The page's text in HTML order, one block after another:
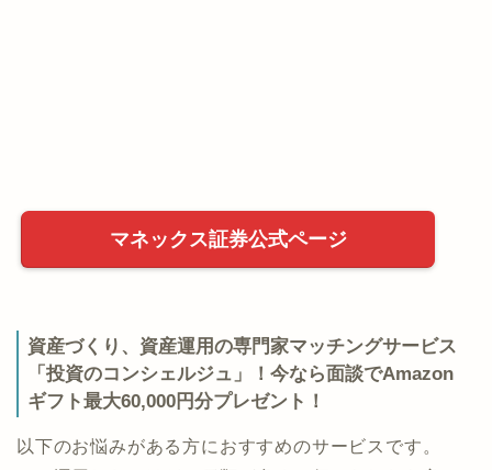
マネックス証券公式ページ
資産づくり、資産運用の専門家マッチングサービス